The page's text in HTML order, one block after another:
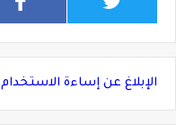
الإبلاغ عن إساءة الاستخدام